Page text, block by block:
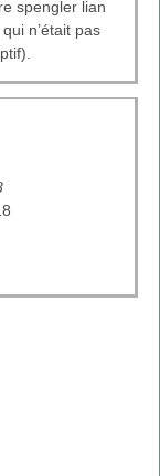
spengler lian
n’était pas